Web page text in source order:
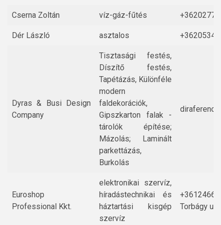
Cserna Zoltán víz-gáz-fűtés
Dér László asztalos
Dyras & Busi Design
Company
Tisztasági festés,
Díszítő festés,
Tapétázás, Különféle
modern
faldekorációk,
Gipszkarton falak -
tárolók építése;
Mázolás; Laminált
parkettázás,
Burkolás
Euroshop
Professional Kkt.
elektronikai szervíz,
híradástechnikai és
háztartási kisgép
szervíz
Torbágy